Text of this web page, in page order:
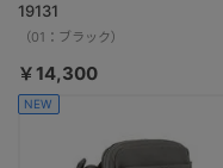
19131
（01：ブラック）
￥14,300
NEW